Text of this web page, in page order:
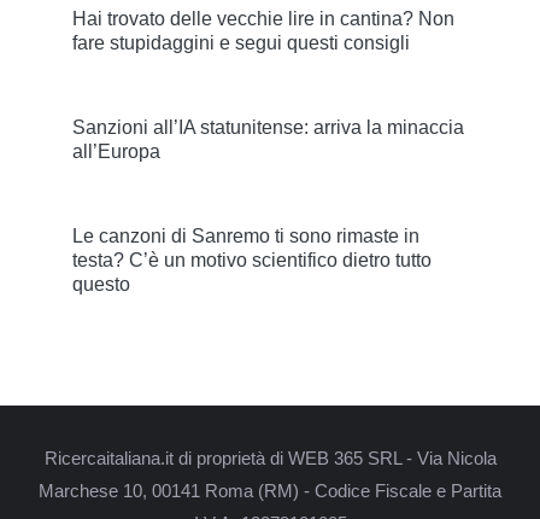
Hai trovato delle vecchie lire in cantina? Non
fare stupidaggini e segui questi consigli
Sanzioni all’IA statunitense: arriva la minaccia
all’Europa
Le canzoni di Sanremo ti sono rimaste in
testa? C’è un motivo scientifico dietro tutto
questo
Ricercaitaliana.it di proprietà di WEB 365 SRL - Via Nicola
Marchese 10, 00141 Roma (RM) - Codice Fiscale e Partita